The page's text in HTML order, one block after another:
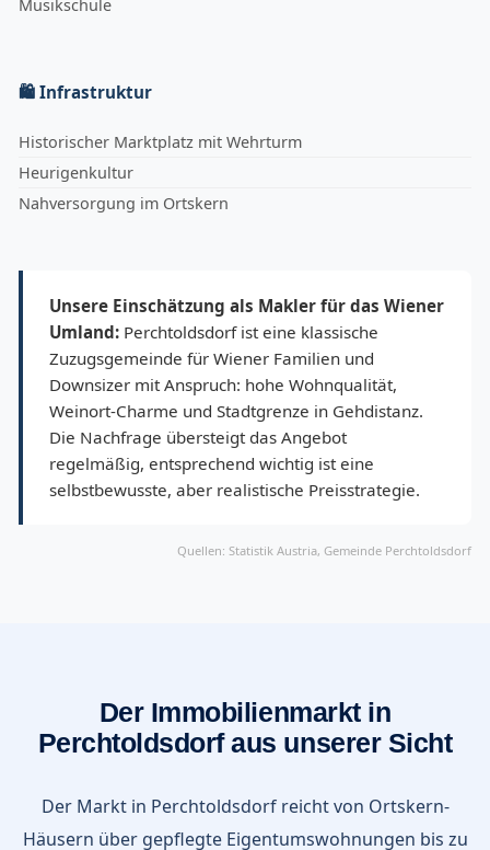
Musikschule
🛍 Infrastruktur
Historischer Marktplatz mit Wehrturm
Heurigenkultur
Nahversorgung im Ortskern
Unsere Einschätzung als Makler für das Wiener
Umland: Perchtoldsdorf ist eine klassische
Zuzugsgemeinde für Wiener Familien und
Downsizer mit Anspruch: hohe Wohnqualität,
Weinort-Charme und Stadtgrenze in Gehdistanz.
Die Nachfrage übersteigt das Angebot
regelmäßig, entsprechend wichtig ist eine
selbstbewusste, aber realistische Preisstrategie.
Quellen: Statistik Austria, Gemeinde Perchtoldsdorf
Der Immobilienmarkt in
Perchtoldsdorf aus unserer Sicht
Der Markt in Perchtoldsdorf reicht von Ortskern-
Häusern über gepflegte Eigentumswohnungen bis zu